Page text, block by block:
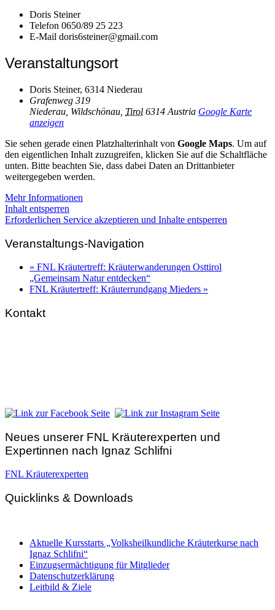
Doris Steiner
Telefon 0650/89 25 223
E-Mail doris6steiner@gmail.com
Veranstaltungsort
Doris Steiner, 6314 Niederau
Grafenweg 319
Niederau, Wildschönau Tirol 6314 Austria Google Karte
anzeigen
Sie sehen gerade einen Platzhalterinhalt von Google Maps. Um auf
den eigentlichen Inhalt zuzugreifen, klicken Sie auf die Schaltfläche
unten. Bitte beachten Sie, dass dabei Daten an Drittanbieter
weitergegeben werden.
Mehr Informationen
Inhalt entsperren
Erforderlichen Service akzeptieren und Inhalte entsperren
Veranstaltungs-Navigation
« FNL Kräutertreff: Kräuterwanderungen Osttirol
„Gemeinsam Natur entdecken“
FNL Kräutertreff: Kräuterrundgang Mieders »
Kontakt
Neues unserer FNL Kräuterexperten und
Expertinnen nach Ignaz Schlifni
FNL Kräuterexperten
Quicklinks & Downloads
Aktuelle Kursstarts „Volksheilkundliche Kräuterkurse nach
Ignaz Schlifni“
Einzugsermächtigung für Mitglieder
Datenschutzerklärung
Leitbild & Ziele